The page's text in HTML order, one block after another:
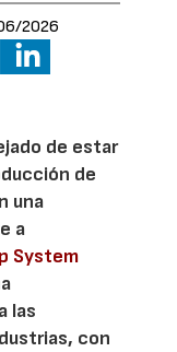
2026
de estar
de
una
a
System
las
con